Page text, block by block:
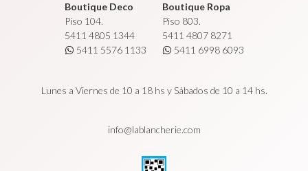
Boutique Deco
Piso 104.
5411 4805 1344
5411 5576 1133
Boutique Ropa
Piso 803.
5411 4807 8271
5411 6998 6093
Lunes a Viernes de 10 a 18 hs y Sábados de 10 a 14 hs.
info@lablancherie.com